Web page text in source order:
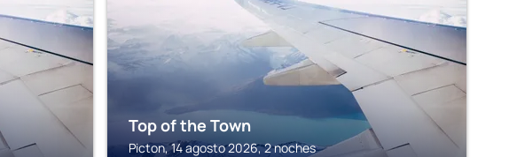
Top of the Town
Picton, 14 agosto 2026, 2 noches